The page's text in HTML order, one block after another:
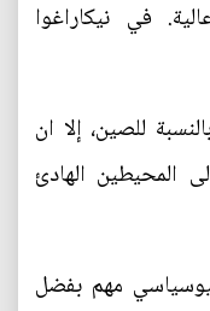
في نيكاراغوا
للصين، إلا ان
المحيطين الهادئ
مهم بفضل